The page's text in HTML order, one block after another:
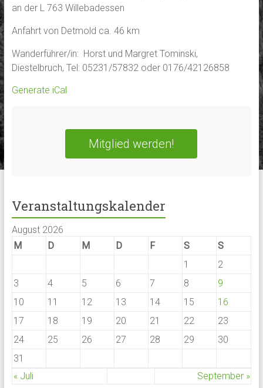
an der L 763 Willebadessen
Anfahrt von Detmold ca. 46 km
Wanderführer/in: Horst und Margret Tominski,
Diestelbruch, Tel: 05231/57832 oder 0176/42126858
Generate iCal
Mitglied werden!
Veranstaltungskalender
August 2026
M
D M D F S
S
1
2
3
4 5 6 7 8
9
10
11 12 13 14 15
16
17
18 19 20 21 22
23
24
25 26 27 28 29
30
31
« Juli
September »